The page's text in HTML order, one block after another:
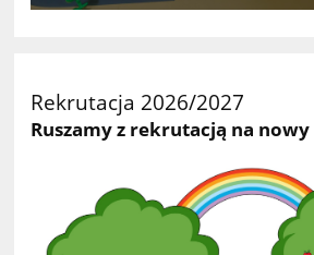
Rekrutacja 2026/2027
Ruszamy z rekrutacją na